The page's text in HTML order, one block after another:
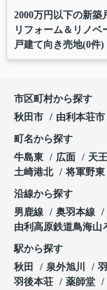
2000万円以下の新築
リフォーム＆リノベ
戸建て向き売地(0件)
市区町村から探す
秋田市
由利本荘市
町名から探す
牛島東
広面 天王
土崎港北
将軍野東
沿線から探す
男鹿線
奥羽本線
由利高原鉄道鳥海山
駅から探す
秋田
泉外旭川
羽後本荘
薬師堂